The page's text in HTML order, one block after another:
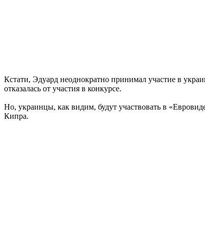
Кстати, Эдуард неоднократно принимал участие в
отказалась от участия в конкурсе.
Но, украинцы, как видим, будут участвовать в
Кипра.